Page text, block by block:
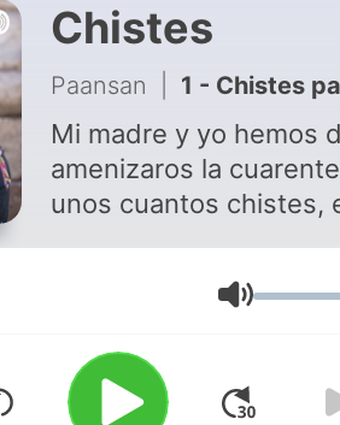
Chistes
Paansan 1 - Chistes para la
Mi madre y yo hemos
amenizaros la
unos cuantos chistes,
Volumen